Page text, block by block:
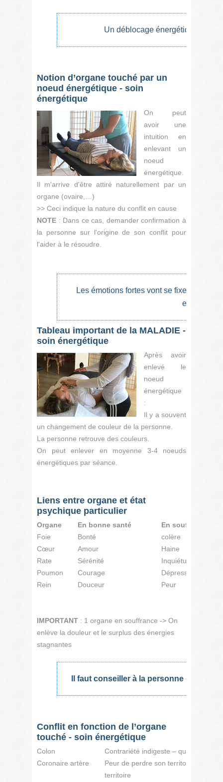
Un déblocage énergétique met
Notion d’organe touché par un
noeud énergétique - soin
énergétique
On peut
avoir une
intuition en
enlevant un
noeud
énergétique.
Il m'arrive d'être attiré naturellement par un
organe (ovaire,…)
>> Ceci indique la nature du conflit en cause
NOTE : Dans ce cas, demander confirmation à
la personne sur l'origine de son conflit pour
l'aider à le résoudre.
Les émotions fortes vont se fixer sur les
elles.
Tableau important de la MALADIE -
soin énergétique
Après avoir
enlevé le
noeud
énergétique
:
Il y a souvent
un changement de couleur de la personne.
La personne retrouve des couleurs.
On peut enlever en moyenne 3-4 noeuds
énergétiques par séance.
Liens entre organe et état
psychique particulier
Organe En bonne santé
En souffrance
Foie
Bonté
colère
Cœur
Amour
Haine
Rate
Sérénité
Inquiétude
Poumon
Courage
Dépression
Rein
Douceur Peur
IMPORTANT : 1 organe en souffrance -> On
enlève la douleur et le surplus des énergies
stagnantes
Il faut conseiller à la personne de faire
Conflit en fonction de l’organe
touché - soin énergétique
Colon
Contrariété indigeste – qui a du mal
Coronaire artère
Peur de perdre son territoire ou une
territoire